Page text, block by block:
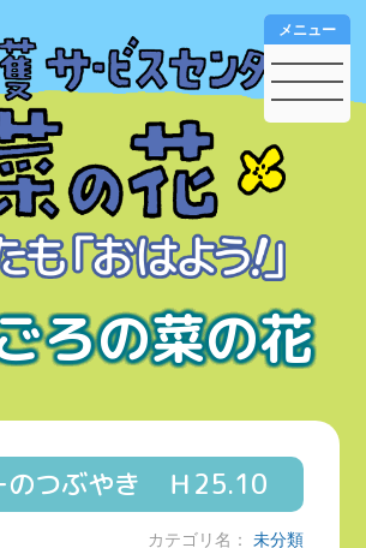
ろの菜の花
メニュー
のつぶやき Ｈ25.10
カテゴリ名： 未分類